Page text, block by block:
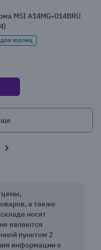
MSI A14MG-014BRU
юрлиц
цены,
а также
носят
являются
пунктом 2
информации о